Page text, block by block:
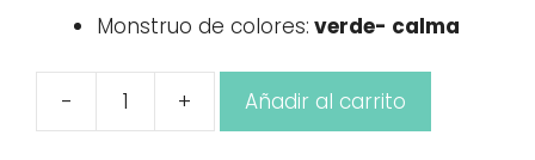
Monstruo de colores: verde- calma
-
Figura
+ Añadir al carrito